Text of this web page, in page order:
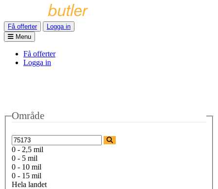
Få offerter
Logga in
Menu
Få offerter
Logga in
Område
0 - 2,5 mil
0 - 5 mil
0 - 10 mil
0 - 15 mil
Hela landet